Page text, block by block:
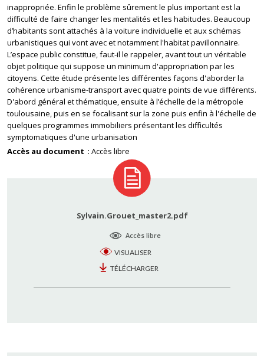
inappropriée. Enfin le problème sûrement le plus important est la
difficulté de faire changer les mentalités et les habitudes. Beaucoup
d’habitants sont attachés à la voiture individuelle et aux schémas
urbanistiques qui vont avec et notamment l'habitat pavillonnaire.
L’espace public constitue, faut-il le rappeler, avant tout un véritable
objet politique qui suppose un minimum d'appropriation par les
citoyens. Cette étude présente les différentes façons d'aborder la
cohérence urbanisme-transport avec quatre points de vue différents.
D'abord général et thématique, ensuite à l’échelle de la métropole
toulousaine, puis en se focalisant sur la zone puis enfin à l'échelle de
quelques programmes immobiliers présentant les difficultés
symptomatiques d'une urbanisation
Accès au document
Accès libre
Sylvain.Grouet_master2.pdf
Accès libre
VISUALISER
TÉLÉCHARGER